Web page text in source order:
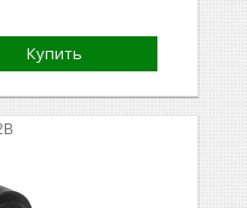
Купить